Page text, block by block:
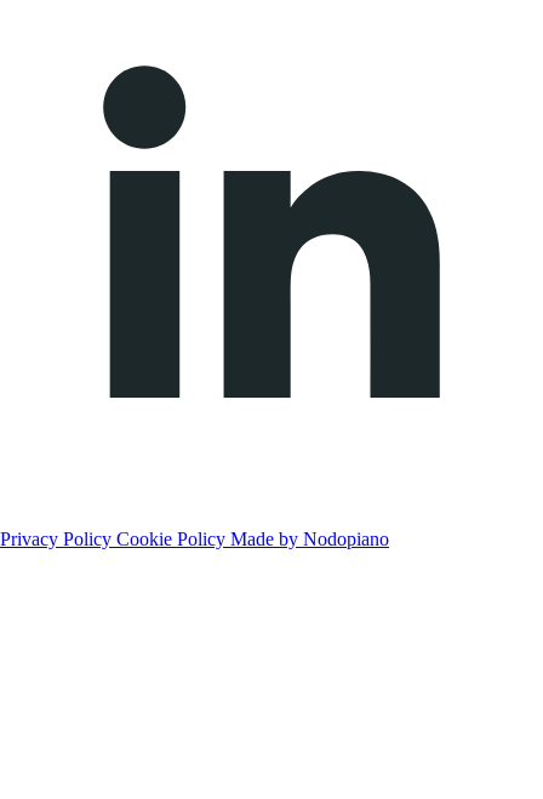
Privacy Policy Cookie Policy Made by Nodopiano